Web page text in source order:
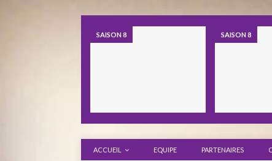
SAISON 8 SAISON 8
ACCUEIL EQUIPE PARTENAIRES